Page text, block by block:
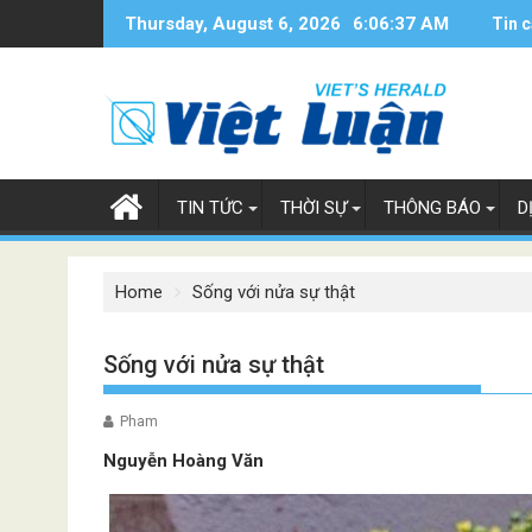
Thursday, August 6, 2026 6:06:38 AM Tin
TIN TỨC THỜI SỰ THÔNG BÁO
Home Sống với nửa sự thật
Sống với nửa sự thật
Pham
Nguyễn Hoàng Văn